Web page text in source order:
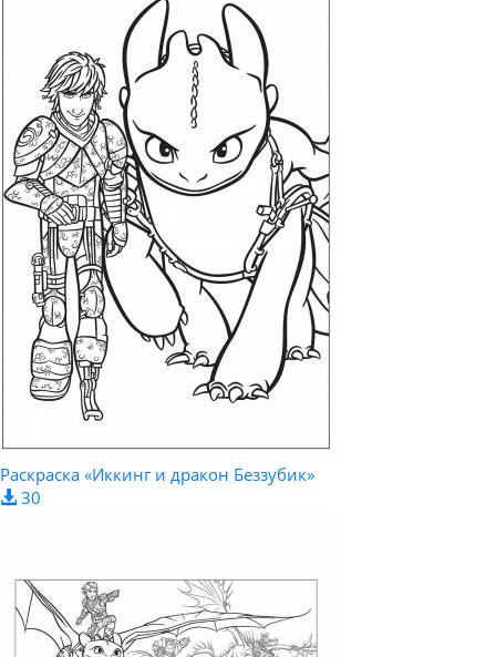
Раскраска «Иккинг и дракон Беззубик»
30